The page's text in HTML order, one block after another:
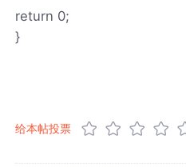
return 0;
}
给本帖投票